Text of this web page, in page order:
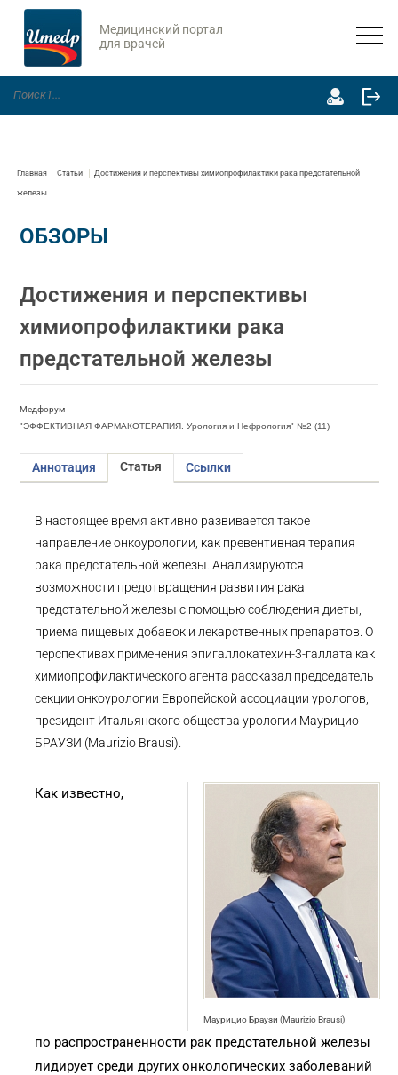
Медицинский портал
для врачей
Главная Статьи Достижения и перспективы химиопрофилактики рака предстательной
железы
ОБЗОРЫ
Достижения и перспективы
химиопрофилактики рака
предстательной железы
Медфорум
"ЭФФЕКТИВНАЯ ФАРМАКОТЕРАПИЯ. Урология и Нефрология" №2 (11)
Аннотация Статья Ссылки
В настоящее время активно развивается такое
направление онкоурологии, как превентивная терапия
рака предстательной железы. Анализируются
возможности предотвращения развития рака
предстательной железы с помощью соблюдения диеты,
приема пищевых добавок и лекарственных препаратов. О
перспективах применения эпигаллокатехин-3-галлата как
химиопрофилактического агента рассказал председатель
секции онкоурологии Европейской ассоциации урологов,
президент Итальянского общества урологии Маурицио
БРАУЗИ (Maurizio Brausi).
Маурицио Браузи (Maurizio Brausi)
Как известно,
по распространенности рак предстательной железы
лидирует среди других онкологических заболеваний